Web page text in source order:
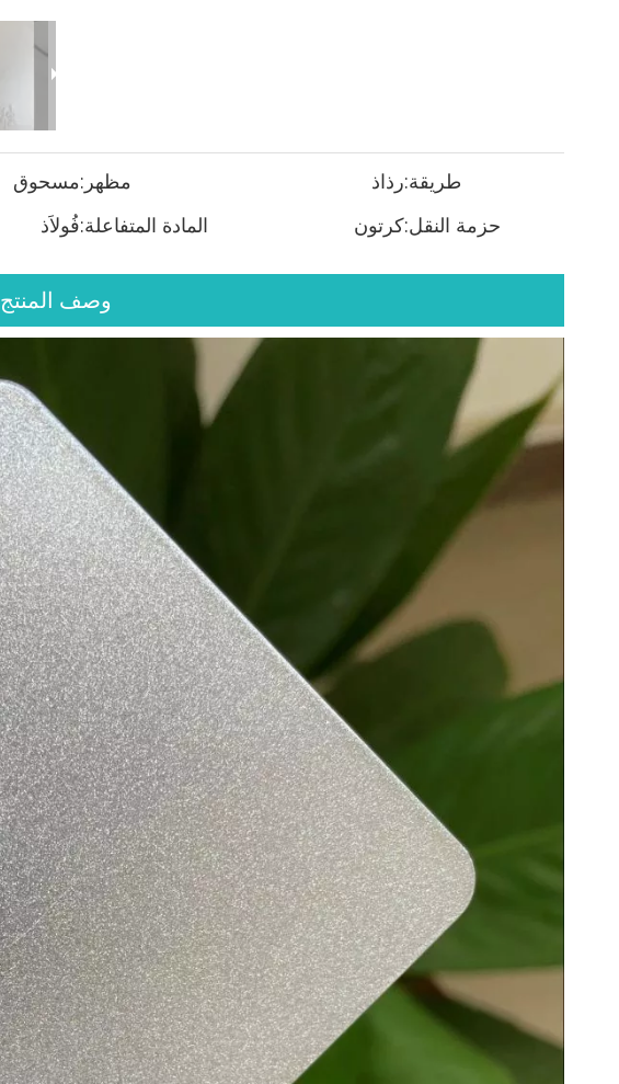
مظهر:مسحوق طريقة:رذاذ
المادة المتفاعلة:فُولاَذ حزمة النقل:كرتون
وصف المنتج